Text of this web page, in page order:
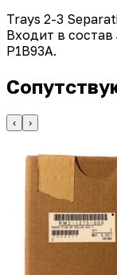
Trays 2-3
Входит в
P1B93A.
‹ ›